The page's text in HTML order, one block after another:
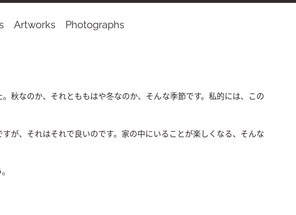
Artworks Photographs
秋なのか、それとももはや冬なのか、そんな季節です。私的には、この
が、それはそれで良いのです。家の中にいることが楽しくなる、そんな